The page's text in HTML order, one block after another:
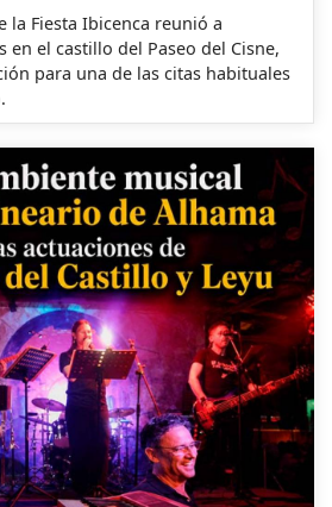
la Fiesta Ibicenca reunió a
en el castillo del Paseo del Cisne,
para una de las citas habituales